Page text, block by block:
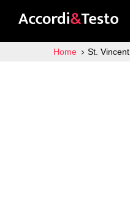
Home St. Vincent